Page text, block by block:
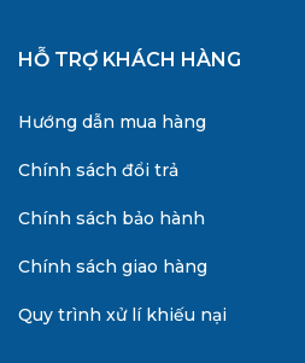
HỖ TRỢ KHÁCH HÀNG
Hướng dẫn mua hàng
Chính sách đổi trả
Chính sách bảo hành
Chính sách giao hàng
Quy trình xử lí khiếu nại